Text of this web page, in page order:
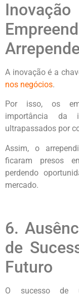
A inovação é a
nos negócios.
Por isso, os
importância da
ultrapassados por
Assim, o
ficaram presos
perdendo
mercado.
6.
de
Futuro
O sucesso de